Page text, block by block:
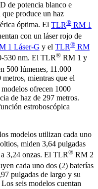
de potencia blanco e
produce un haz
óptima. El TLR® RM 1
con un láser rojo de
1 Láser-G y el TLR® RM
530 nm. El TLR® RM 1 y
500 lúmenes, 11.000
mientras que el
ofrecen 1000
de haz de 297 metros.
estroboscópica
modelos utilizan cada uno
miden 3,64 pulgadas
3,24 onzas. El TLR® RM 2
cada uno dos (2) baterías
pulgadas de largo y su
seis modelos cuentan